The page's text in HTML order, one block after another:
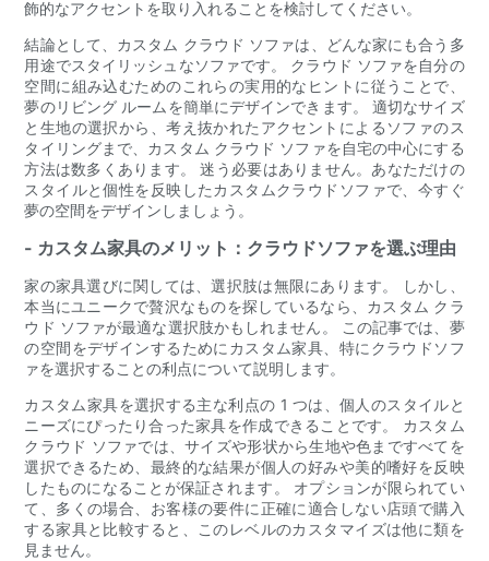
飾的なアクセントを取り入れることを検討してください。
結論として、カスタム クラウド ソファは、どんな家にも合う多
用途でスタイリッシュなソファです。 クラウド ソファを自分の
空間に組み込むためのこれらの実用的なヒントに従うことで、
夢のリビング ルームを簡単にデザインできます。 適切なサイズ
と生地の選択から、考え抜かれたアクセントによるソファのス
タイリングまで、カスタム クラウド ソファを自宅の中心にする
方法は数多くあります。 迷う必要はありません。あなただけの
スタイルと個性を反映したカスタムクラウドソファで、今すぐ
夢の空間をデザインしましょう。
- カスタム家具のメリット：クラウドソファを選ぶ理由
家の家具選びに関しては、選択肢は無限にあります。 しかし、
本当にユニークで贅沢なものを探しているなら、カスタム クラ
ウド ソファが最適な選択肢かもしれません。 この記事では、夢
の空間をデザインするためにカスタム家具、特にクラウドソフ
ァを選択することの利点について説明します。
カスタム家具を選択する主な利点の 1 つは、個人のスタイルと
ニーズにぴったり合った家具を作成できることです。 カスタム
クラウド ソファでは、サイズや形状から生地や色まですべてを
選択できるため、最終的な結果が個人の好みや美的嗜好を反映
したものになることが保証されます。 オプションが限られてい
て、多くの場合、お客様の要件に正確に適合しない店頭で購入
する家具と比較すると、このレベルのカスタマイズは他に類を
見ません。